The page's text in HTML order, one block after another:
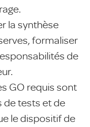
la synthèse
formaliser
de
GO requis sont
de tests et de
le dispositif de